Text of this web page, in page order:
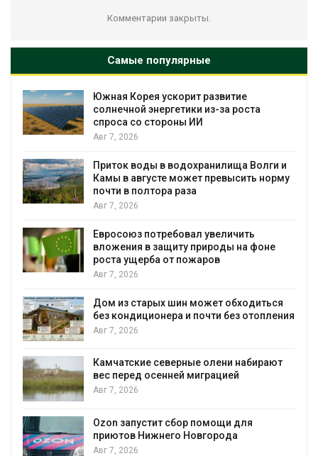
Комментарии закрыты.
Самые популярные
Южная Корея ускорит развитие
солнечной энергетики из-за роста
спроса со стороны ИИ
Авг 7, 2026
Приток воды в водохранилища Волги и
Камы в августе может превысить норму
почти в полтора раза
Авг 7, 2026
Евросоюз потребовал увеличить
вложения в защиту природы на фоне
роста ущерба от пожаров
Авг 7, 2026
Дом из старых шин может обходиться
без кондиционера и почти без отопления
Авг 7, 2026
Камчатские северные олени набирают
вес перед осенней миграцией
Авг 7, 2026
Ozon запустит сбор помощи для
приютов Нижнего Новгорода
Авг 7, 2026